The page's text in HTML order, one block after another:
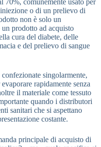
70%, comunemente usato per
o di un prelievo di
non è solo un
prodotto ad acquisto
cura del diabete, delle
e del prelievo di sangue
singolarmente,
rapidamente senza
il materiale come tessuto
quando i distributori
sanitari che si aspettano
costante.
principale di acquisto di